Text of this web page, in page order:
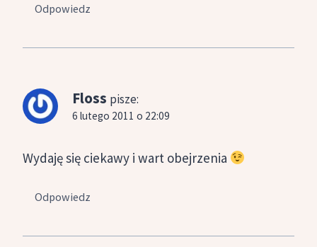
Odpowiedz
Floss pisze:
6 lutego 2011 o 22:09
Wydaję się ciekawy i wart obejrzenia
Odpowiedz